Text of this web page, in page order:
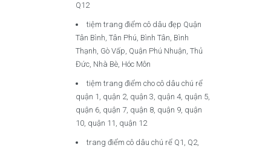
Q12
tiệm trang điểm cô dâu đẹp Quận
Tân Bình, Tân Phú, Bình Tân, Bình
Thạnh, Gò Vấp, Quận Phú Nhuận, Thủ
Đức, Nhà Bè, Hóc Môn
tiệm trang điểm cho cô dâu chú rể
quận 1, quận 2, quận 3, quận 4, quận 5,
quận 6, quận 7, quận 8, quận 9, quận
10, quận 11, quận 12
trang điểm cô dâu chú rể Q1, Q2,